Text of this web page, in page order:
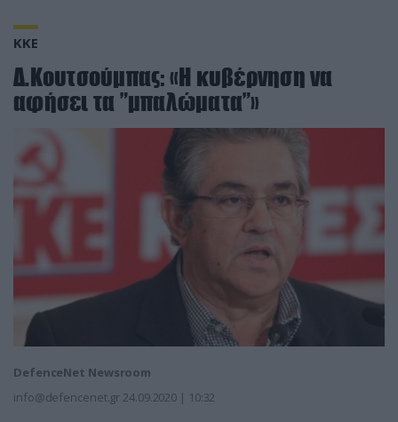
ΚΚΕ
Δ.Κουτσούμπας: «Η κυβέρνηση να
αφήσει τα ”μπαλώματα”»
DefenceNet Newsroom
info@defencenet.gr 24.09.2020 | 10:32